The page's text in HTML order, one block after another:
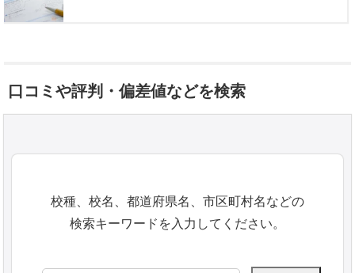
口コミや評判・偏差値などを検索
校種、校名、都道府県名、市区町村名などの
検索キーワードを入力してください。
検